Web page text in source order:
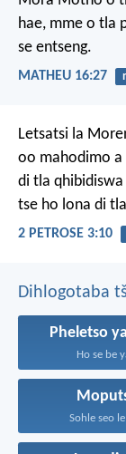
hae, mme o tla
se entseng.
MATHEU 16:27
Letsatsi la
oo mahodimo a
di tla
tse ho lona di
2 PETROSE 3:10
Dihlogotaba
Pheletso
Ho se be
Sohle seo